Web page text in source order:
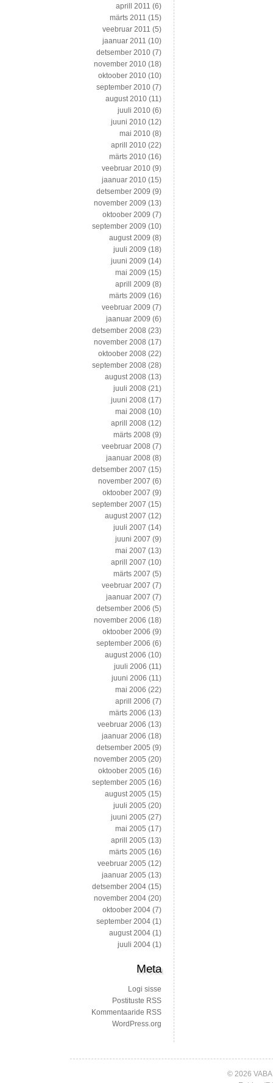
aprill 2011 (6)
märts 2011 (15)
veebruar 2011 (5)
jaanuar 2011 (10)
detsember 2010 (7)
november 2010 (18)
oktoober 2010 (10)
september 2010 (7)
august 2010 (11)
juuli 2010 (6)
juuni 2010 (12)
mai 2010 (8)
aprill 2010 (22)
märts 2010 (16)
veebruar 2010 (9)
jaanuar 2010 (15)
detsember 2009 (9)
november 2009 (13)
oktoober 2009 (7)
september 2009 (10)
august 2009 (8)
juuli 2009 (18)
juuni 2009 (14)
mai 2009 (15)
aprill 2009 (8)
märts 2009 (16)
veebruar 2009 (7)
jaanuar 2009 (6)
detsember 2008 (23)
november 2008 (17)
oktoober 2008 (22)
september 2008 (28)
august 2008 (13)
juuli 2008 (21)
juuni 2008 (17)
mai 2008 (10)
aprill 2008 (12)
märts 2008 (9)
veebruar 2008 (7)
jaanuar 2008 (8)
detsember 2007 (15)
november 2007 (6)
oktoober 2007 (9)
september 2007 (15)
august 2007 (12)
juuli 2007 (14)
juuni 2007 (9)
mai 2007 (13)
aprill 2007 (10)
märts 2007 (5)
veebruar 2007 (7)
jaanuar 2007 (7)
detsember 2006 (5)
november 2006 (18)
oktoober 2006 (9)
september 2006 (6)
august 2006 (10)
juuli 2006 (11)
juuni 2006 (11)
mai 2006 (22)
aprill 2006 (7)
märts 2006 (13)
veebruar 2006 (13)
jaanuar 2006 (18)
detsember 2005 (9)
november 2005 (20)
oktoober 2005 (16)
september 2005 (16)
august 2005 (15)
juuli 2005 (20)
juuni 2005 (27)
mai 2005 (17)
aprill 2005 (13)
märts 2005 (16)
veebruar 2005 (12)
jaanuar 2005 (13)
detsember 2004 (15)
november 2004 (20)
oktoober 2004 (7)
september 2004 (1)
august 2004 (1)
juuli 2004 (1)
Meta
Logi sisse
Postituste RSS
Kommentaaride RSS
WordPress.org
© 2026